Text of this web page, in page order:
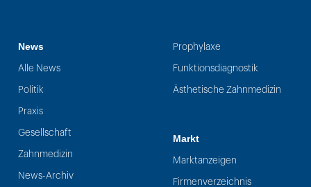
News
Alle News
Politik
Praxis
Gesellschaft
Zahnmedizin
News-Archiv
Prophylaxe
Funktionsdiagnostik
Ästhetische Zahnmedizin
Markt
Marktanzeigen
Firmenverzeichnis